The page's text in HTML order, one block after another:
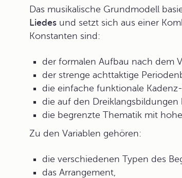
Das musikalische Grundmodell
Liedes und setzt sich aus einer
Konstanten sind:
der formalen Aufbau nach dem
der strenge achttaktige
die einfache funktionale
die auf den
die begrenzte Thematik mit
Zu den Variablen gehören:
die verschiedenen Typen des
das Arrangement,